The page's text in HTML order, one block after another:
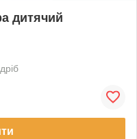
дитячий